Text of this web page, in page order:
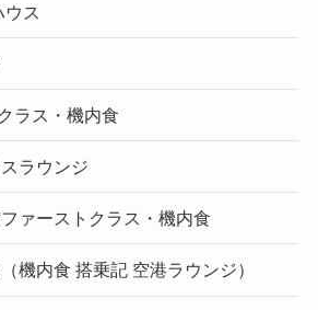
ス
ラス・機内食
ラウンジ
ァーストクラス・機内食
機内食 搭乗記 空港ラウンジ）